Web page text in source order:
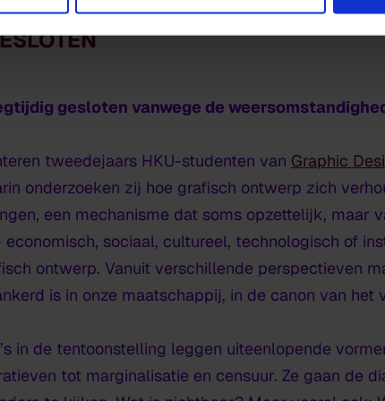
gesloten vanwege de
tweedejaars HKU-studenten van Graphic
onderzoeken zij hoe grafisch ontwerp zich
een mechanisme dat soms opzettelijk, maar
sociaal, cultureel, technologisch of
ontwerp. Vanuit verschillende perspectieven
is in onze maatschappij, in de canon van het
in de tentoonstelling leggen uiteenlopende
tot marginalisatie en censuur. Ze gaan de